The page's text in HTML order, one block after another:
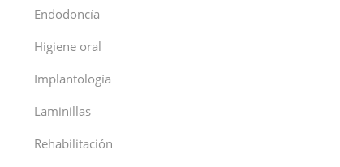
Endodoncía
Higiene oral
Implantología
Laminillas
Rehabilitación